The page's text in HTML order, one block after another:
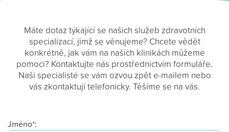
Máte dotaz týkající se našich služeb zdravotních
specializací, jimž se věnujeme? Chcete vědět
konkrétně, jak vám na našich klinikách můžeme
pomoci? Kontaktujte nás prostřednictvím formuláře.
Naši specialisté se vám ozvou zpět e-mailem nebo
vás zkontaktují telefonicky. Těšíme se na vás.
Jméno*: